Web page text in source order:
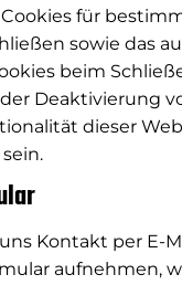
für
sowie das
beim
Deaktivierung
dieser
Kontakt per E-
aufnehmen,